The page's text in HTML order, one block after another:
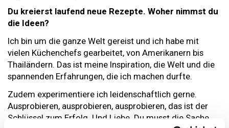
Du kreierst laufend neue Rezepte. Woher nimmst du
die Ideen?
Ich bin um die ganze Welt gereist und ich habe mit
vielen Küchenchefs gearbeitet, von Amerikanern bis
Thailändern. Das ist meine Inspiration, die Welt und die
spannenden Erfahrungen, die ich machen durfte.
Zudem experimentiere ich leidenschaftlich gerne.
Ausprobieren, ausprobieren, ausprobieren, das ist der
Schlüssel zum Erfolg. Und Liebe. Du musst die Sache